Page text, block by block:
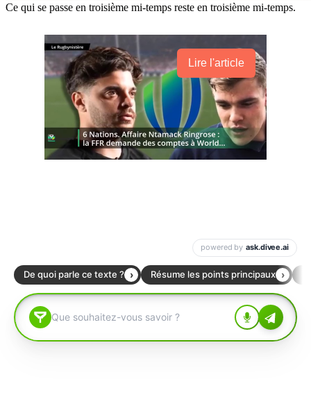
Ce qui se passe en troisième mi-temps reste en troisième mi-temps.
Lire l'article